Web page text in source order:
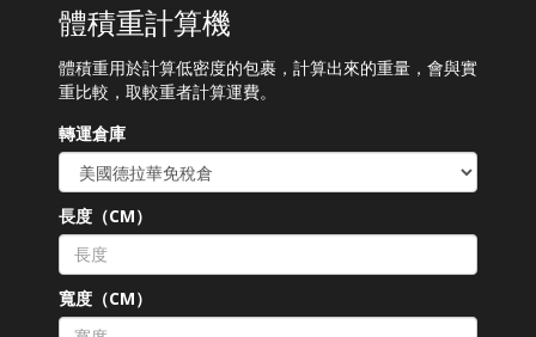
體積重計算機
體積重用於計算低密度的包裹，計算出來的重量，會與實
重比較，取較重者計算運費。
轉運倉庫
長度（CM）
寬度（CM）